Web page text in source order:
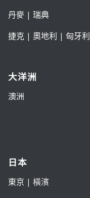
丹麥| 瑞典
捷克| 奧地利 | 匈牙利
大洋洲
澳洲
日本
東京 | 橫濱